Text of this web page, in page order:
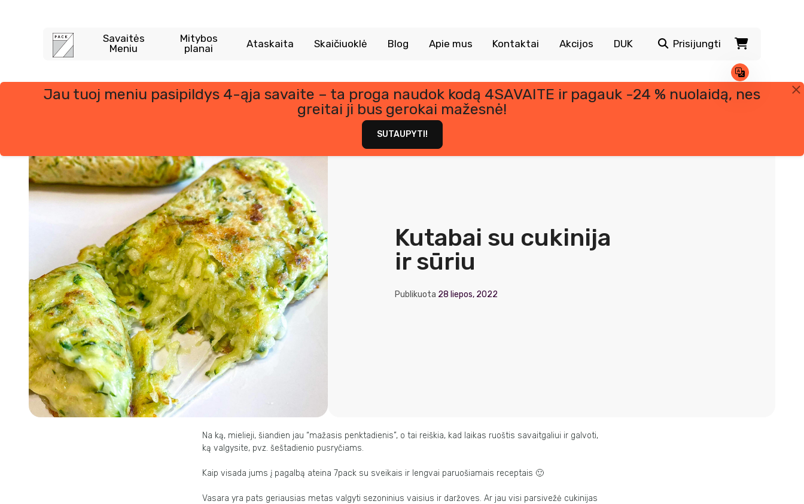
Savaitės
Meniu
Mitybos
planai
Ataskaita Skaičiuoklė Blog Apie mus Kontaktai Akcijos DUK Prisijungti
Jau tuoj meniu pasipildys 4-ąja savaite – ta proga naudok kodą 4SAVAITE ir pagauk -24 % nuolaidą, nes
greitai ji bus gerokai mažesnė!
SUTAUPYTI!
Kutabai su cukinija
ir sūriu
Publikuota 28 liepos, 2022
Na ką, mielieji, šiandien jau “mažasis penktadienis”, o tai reiškia, kad laikas ruoštis savaitgaliui ir galvoti,
ką valgysite, pvz. šeštadienio pusryčiams.
Kaip visada jums į pagalbą ateina 7pack su sveikais ir lengvai paruošiamais receptais 🙂
Vasara yra pats geriausias metas valgyti sezoninius vaisius ir daržoves. Ar jau visi parsivežė cukinijas